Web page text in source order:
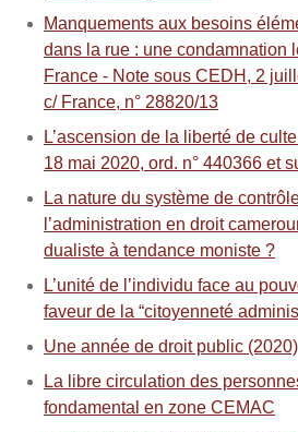
Manquements aux besoins
dans la rue : une condamnation
France - Note sous CEDH, 2
c/ France, n° 28820/13
L’ascension de la liberté de
18 mai 2020, ord. n° 440366 et
La nature du système de
l’administration en droit
dualiste à tendance moniste ?
L’unité de l’individu face au
faveur de la “citoyenneté
Une année de droit public (2020)
La libre circulation des
fondamental en zone CEMAC